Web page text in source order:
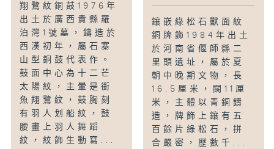
翔鷺紋銅鼓1976年
出土於廣西貴縣羅
泊灣1號墓，鑄造於
西漢初年，屬石寨
山型銅鼓代表作。
鼓面中心為十二芒
太陽紋，主暈是銜
魚翔鷺紋，鼓胸刻
有羽人划船紋，鼓
腰畫上羽人舞蹈
紋，紋飾生動寫...
鑲嵌綠松石獸面紋
銅牌飾1984年出土
於河南省偃師縣二
里頭遺址，屬於夏
朝中晚期文物，長
16.5厘米，闊11厘
米，主體以青銅鑄
造，牌飾上鑲有五
百餘片綠松石，拼
合嚴密，歷數千...